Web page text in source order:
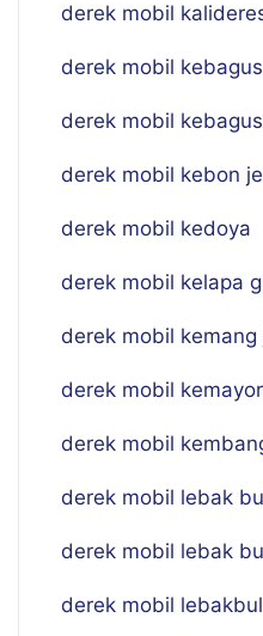
derek mobil
derek mobil
derek mobil
derek mobil kebon
derek mobil kedoya
derek mobil kelapa
derek mobil
derek mobil
derek mobil
derek mobil lebak
derek mobil lebak
derek mobil